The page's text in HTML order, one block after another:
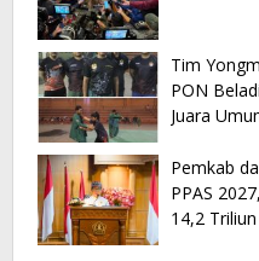
Tim
PON
Juara
Pemkab
PPAS
14,2 Triliun